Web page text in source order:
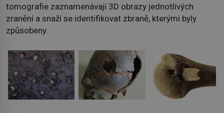
tomografie zaznamenávají 3D obrazy jednotlivých
zranění a snaží se identifikovat zbraně, kterými byly
způsobeny.